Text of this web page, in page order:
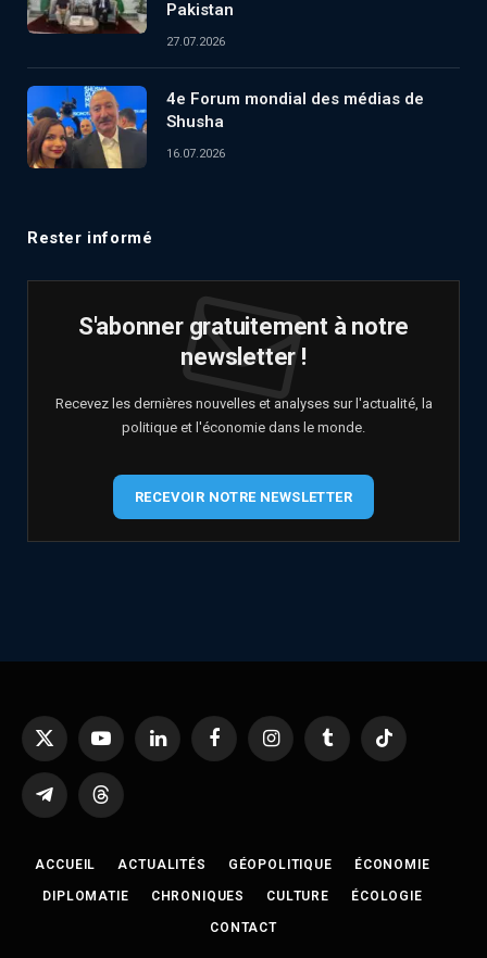
Pakistan
27.07.2026
4e Forum mondial des médias de
Shusha
16.07.2026
Rester informé
S'abonner gratuitement à notre
newsletter !
Recevez les dernières nouvelles et analyses sur l'actualité, la
politique et l'économie dans le monde.
RECEVOIR NOTRE NEWSLETTER
X
YouTubeLinkedIn FacebookInstagramTumblr TikTok
TelegramThreads
ACCUEIL ACTUALITÉS GÉOPOLITIQUE ÉCONOMIE
DIPLOMATIE CHRONIQUES CULTURE ÉCOLOGIE
CONTACT